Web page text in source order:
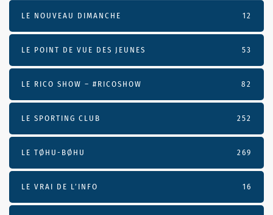
LE NOUVEAU DIMANCHE 12
LE POINT DE VUE DES JEUNES 53
LE RICO SHOW – #RICOSHOW 82
LE SPORTING CLUB 252
LE TØHU-BØHU 269
LE VRAI DE L’INFO 16